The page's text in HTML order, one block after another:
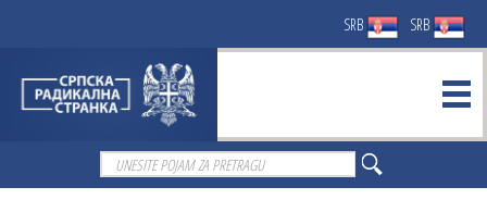
SRB SRB